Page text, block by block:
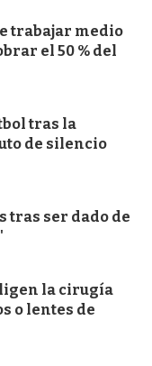
trabajar medio
el 50 % del
tras la
de silencio
tras ser dado de
la cirugía
o lentes de